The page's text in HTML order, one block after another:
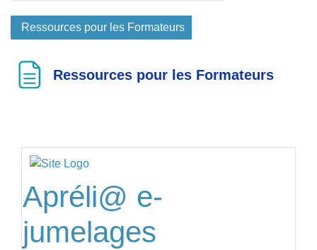
Ressources pour les Formateurs
Ressources pour les Formateurs
Apréli@ e-
jumelages